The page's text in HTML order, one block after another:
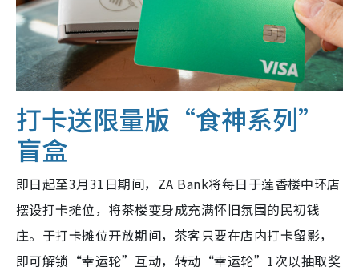
打卡送限量版“食神系列”
盲盒
即日起至3月31日期间，ZA Bank将每日于莲香楼中环店
摆设打卡摊位，将茶楼变身成充满怀旧氛围的民初钱
庄。于打卡摊位开放期间，茶客只要在店内打卡留影，
即可解锁“幸运轮”互动，转动“幸运轮”1次以抽取奖